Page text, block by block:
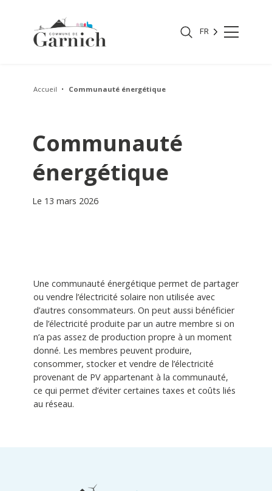
FR
Accueil Communauté énergétique
Communauté
énergétique
Le 13 mars 2026
Une communauté énergétique permet de partager
ou vendre l’électricité solaire non utilisée avec
d’autres consommateurs. On peut aussi bénéficier
de l’électricité produite par un autre membre si on
n’a pas assez de production propre à un moment
donné. Les membres peuvent produire,
consommer, stocker et vendre de l’électricité
provenant de PV appartenant à la communauté,
ce qui permet d’éviter certaines taxes et coûts liés
au réseau.